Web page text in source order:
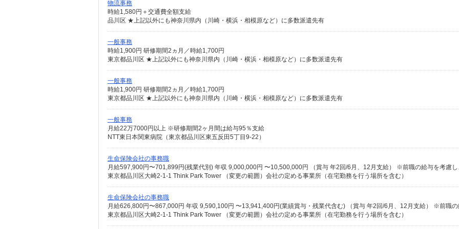
物流事務
時給1,580円＋交通費全額支給
品川区 ★上記以外にも神奈川県内（川崎・横浜・相模原など）に多数派遣先有
一般事務
時給1,900円 研修期間2ヵ月／時給1,700円
東京都品川区 ★上記以外にも神奈川県内（川崎・横浜・相模原など）に多数派遣先有
一般事務
時給1,900円 研修期間2ヵ月／時給1,700円
東京都品川区 ★上記以外にも神奈川県内（川崎・横浜・相模原など）に多数派遣先有
一般事務
月給22万7000円以上 ※研修期間2ヶ月間は給与95％支給
NTT東日本関東病院（東京都品川区東五反田5丁目9-22）
生命保険会社の事務職
東京都品川区大崎2-1-1 Think Park Tower （変更の範囲）会社の定める事業所（在宅勤務を行う場所を含む）
生命保険会社の事務職
東京都品川区大崎2-1-1 Think Park Tower （変更の範囲）会社の定める事業所（在宅勤務を行う場所を含む）